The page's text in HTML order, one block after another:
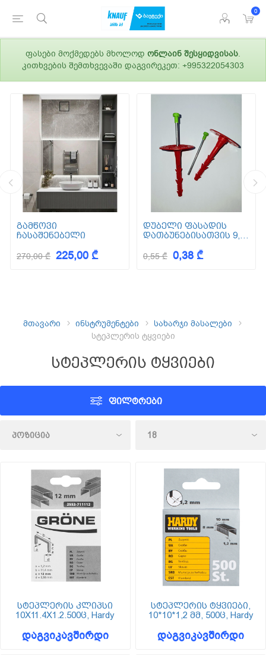
0
ფასები მოქმედებს მხოლოდ ონლაინ შესყიდვისას.
კითხვების შემთხვევაში დაგვირეკეთ: +995322054303
გამწოვი
ჩასაშენებელი
270,00 ₾ 225,00 ₾
დუბელი ფასადის
დათბუნებისათვის 9,5
0,55 ₾ 0,38 ₾
მთავარი ინსტრუმენტები
სახარჯი მასალები
სტეპლერის ტყვიები
სტეპლერის ტყვიები
ᲤᲘᲚᲢᲠᲔᲑᲘ
სტეპლერის კლიპსი
10X11.4X1.2.500ც, Hardy
დაგვიკავშირდი
სტეპლერის ტყვიები,
10*10*1,2 მმ, 500ც, Hardy
დაგვიკავშირდი